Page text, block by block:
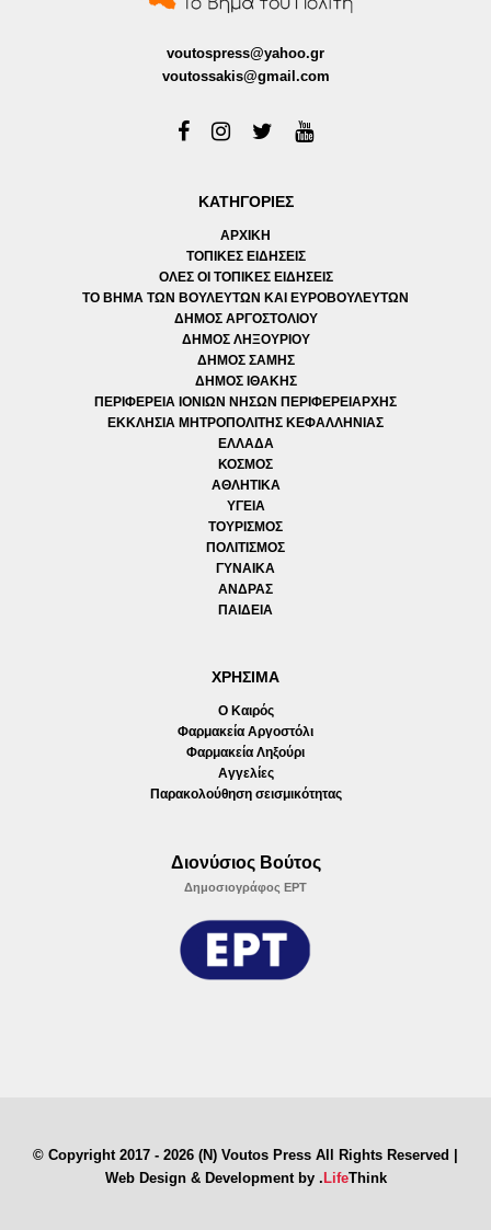
voutospress@yahoo.gr
voutossakis@gmail.com
ΚΑΤΗΓΟΡΙΕΣ
ΑΡΧΙΚΗ
ΤΟΠΙΚΕΣ ΕΙΔΗΣΕΙΣ
ΟΛΕΣ ΟΙ ΤΟΠΙΚΕΣ ΕΙΔΗΣΕΙΣ
ΤΟ ΒΗΜΑ ΤΩΝ ΒΟΥΛΕΥΤΩΝ ΚΑΙ ΕΥΡΟΒΟΥΛΕΥΤΩΝ
ΔΗΜΟΣ ΑΡΓΟΣΤΟΛΙΟΥ
ΔΗΜΟΣ ΛΗΞΟΥΡΙΟΥ
ΔΗΜΟΣ ΣΑΜΗΣ
ΔΗΜΟΣ ΙΘΑΚΗΣ
ΠΕΡΙΦΕΡΕΙΑ ΙΟΝΙΩΝ ΝΗΣΩΝ ΠΕΡΙΦΕΡΕΙΑΡΧΗΣ
ΕΚΚΛΗΣΙΑ ΜΗΤΡΟΠΟΛΙΤΗΣ ΚΕΦΑΛΛΗΝΙΑΣ
ΕΛΛΑΔΑ
ΚΟΣΜΟΣ
ΑΘΛΗΤΙΚΑ
ΥΓΕΙΑ
ΤΟΥΡΙΣΜΟΣ
ΠΟΛΙΤΙΣΜΟΣ
ΓΥΝΑΙΚΑ
ΑΝΔΡΑΣ
ΠΑΙΔΕΙΑ
ΧΡΗΣΙΜΑ
Ο Καιρός
Φαρμακεία Αργοστόλι
Φαρμακεία Ληξούρι
Αγγελίες
Παρακολούθηση σεισμικότητας
Διονύσιος Βούτος
Δημοσιογράφος ΕΡΤ
© Copyright 2017 - 2026 (N) Voutos Press All Rights Reserved |
Web Design & Development by . LifeThink